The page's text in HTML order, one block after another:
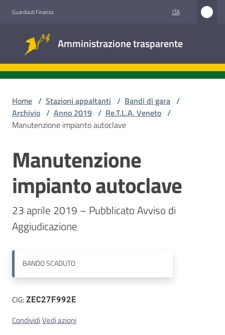
Guardia di Finanza ITA
Amministrazione trasparente
trasparente
Stazioni
appaltanti
Contatti
Home / Stazioni appaltanti / Bandi di gara /
Archivio / Anno 2019 / Re.T.L.A. Veneto /
Manutenzione impianto autoclave
Salta al contenuto
Manutenzione
impianto autoclave
23 aprile 2019 – Pubblicato Avviso di
Aggiudicazione
BANDOSCADUTO
CIG:ZEC27F992E
CondividiVedi azioni